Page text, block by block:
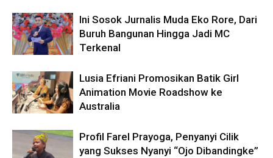
Ini Sosok Jurnalis Muda Eko Rore, Dari
Buruh Bangunan Hingga Jadi MC
Terkenal
Lusia Efriani Promosikan Batik Girl
Animation Movie Roadshow ke
Australia
Profil Farel Prayoga, Penyanyi Cilik
yang Sukses Nyanyi “Ojo Dibandingke”